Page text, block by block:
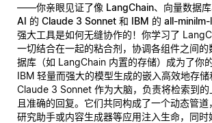
——你亲眼见证了像 LangChain、 向量数据库
AI 的 Claude 3 Sonnet 和 IBM 的 all-
强大工具是如何无缝协作的！你学习了
一切结合在一起的粘合剂，协调各组件之间
据库（如 LangChain 内置的存储）成为了你
IBM 轻量而强大的模型生成的嵌入高效地存储
Claude 3 Sonnet 作为大脑，负责将检索到的
且准确的回复。它们共同构成了一个动态管道
研究助手或内容生成器等应用注入生命，同时